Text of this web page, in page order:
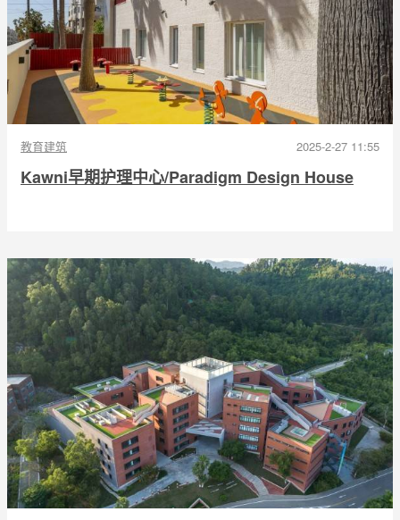
教育建筑 2025-2-27 11:55
Kawni早期护理中心/Paradigm Design House